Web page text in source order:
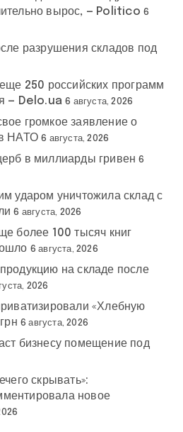
вырос, — Politico 6
разрушения складов под
250 российских программ
— Delo.ua 6 августа, 2026
громкое заявление о
НАТО 6 августа, 2026
в миллиарды гривен 6
ударом уничтожила склад с
6 августа, 2026
более 100 тысяч книг
6 августа, 2026
на складе после
2026
«Хлебную
6 августа, 2026
бизнесу помещение под
скрывать»:
новое